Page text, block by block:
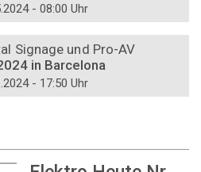
- 08:00 Uhr
Signage und Pro-AV
in Barcelona
- 17:50 Uhr